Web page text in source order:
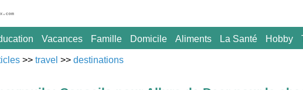
Vacances Famille Domicile Aliments La Santé Hobby
>> travel >> destinations